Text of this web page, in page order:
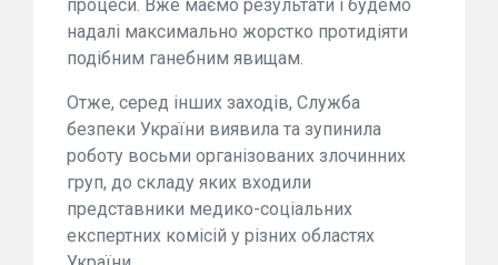
процеси. Вже маємо результати і будемо
надалі максимально жорстко протидіяти
подібним ганебним явищам.
Отже, серед інших заходів, Служба
безпеки України виявила та зупинила
роботу восьми організованих злочинних
груп, до складу яких входили
представники медико-соціальних
експертних комісій у різних областях